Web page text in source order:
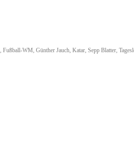
Fußball-WM Günther Jauch Katar Sepp Blatter